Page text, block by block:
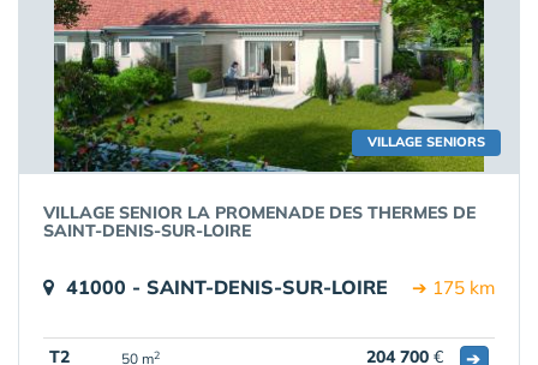
VILLAGE SENIORS
VILLAGE SENIOR LA PROMENADE DES THERMES DE
SAINT-DENIS-SUR-LOIRE
41000 - SAINT-DENIS-SUR-LOIRE ➔ 175 km
T2 50 m2 204 700 € ➔